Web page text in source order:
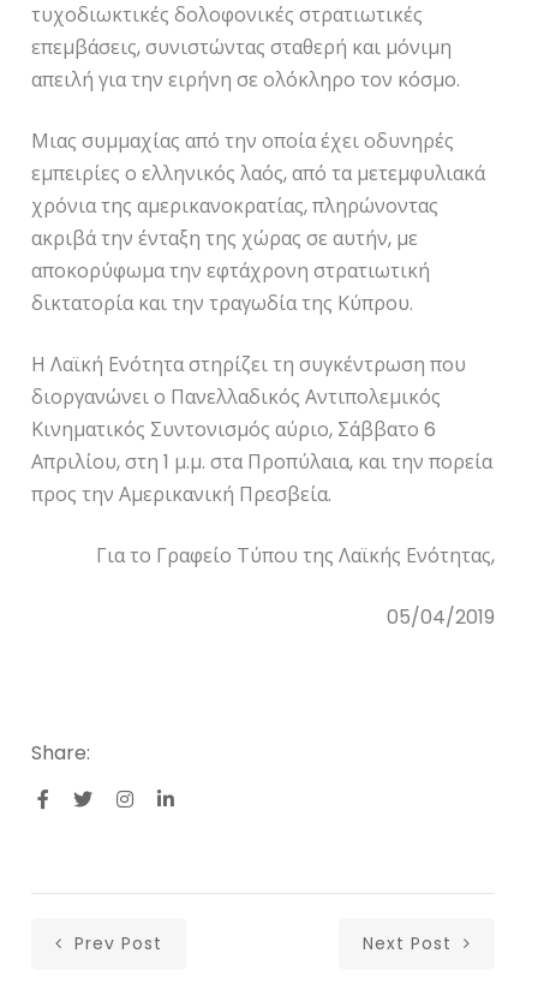
τυχοδιωκτικές δολοφονικές στρατιωτικές
επεμβάσεις, συνιστώντας σταθερή και μόνιμη
απειλή για την ειρήνη σε ολόκληρο τον κόσμο.
Μιας συμμαχίας από την οποία έχει οδυνηρές
εμπειρίες ο ελληνικός λαός, από τα μετεμφυλιακά
χρόνια της αμερικανοκρατίας, πληρώνοντας
ακριβά την ένταξη της χώρας σε αυτήν, με
αποκορύφωμα την εφτάχρονη στρατιωτική
δικτατορία και την τραγωδία της Κύπρου.
Η Λαϊκή Ενότητα στηρίζει τη συγκέντρωση που
διοργανώνει ο Πανελλαδικός Αντιπολεμικός
Κινηματικός Συντονισμός αύριο, Σάββατο 6
Απριλίου, στη 1 μ.μ. στα Προπύλαια, και την πορεία
προς την Αμερικανική Πρεσβεία.
Για το Γραφείο Τύπου της Λαϊκής Ενότητας,
05/04/2019
Share:
Prev Post Next Post